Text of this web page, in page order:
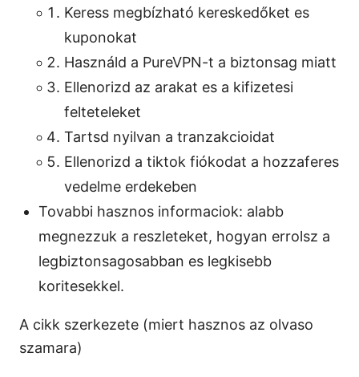
Keress megbízható kereskedőket es
kuponokat
Használd a PureVPN-t a biztonsag miatt
Ellenorizd az arakat es a kifizetesi
felteteleket
Tartsd nyilvan a tranzakcioidat
Ellenorizd a tiktok fiókodat a hozzaferes
vedelme erdekeben
Tovabbi hasznos informaciok: alabb
megnezzuk a reszleteket, hogyan errolsz a
legbiztonsagosabban es legkisebb
koritesekkel.
A cikk szerkezete (miert hasznos az olvaso
szamara)